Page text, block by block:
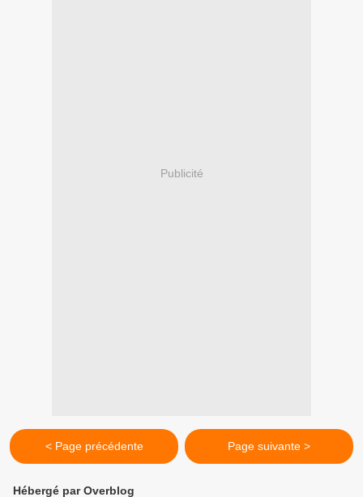
Publicité
< Page précédente Page suivante >
Hébergé par Overblog